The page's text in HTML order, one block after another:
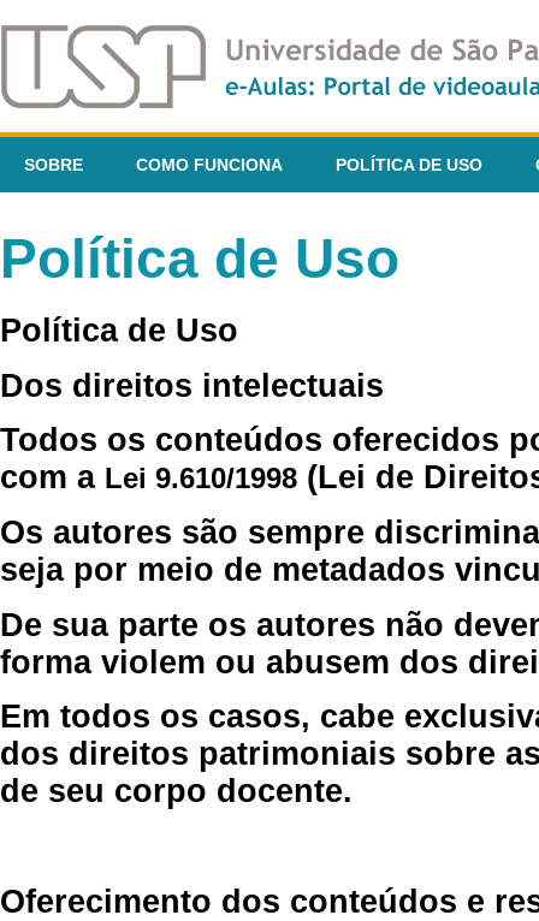
SOBRE COMO FUNCIONA POLÍTICA DE USO
Política de Uso
Política de Uso
Dos direitos intelectuais
Todos os conteúdos oferecidos
com a Lei 9.610/1998 (Lei de
Os autores são sempre
seja por meio de metadados
De sua parte os autores não
forma violem ou abusem dos
Em todos os casos, cabe
dos direitos patrimoniais sobre
de seu corpo docente.
Oferecimento dos conteúdos e